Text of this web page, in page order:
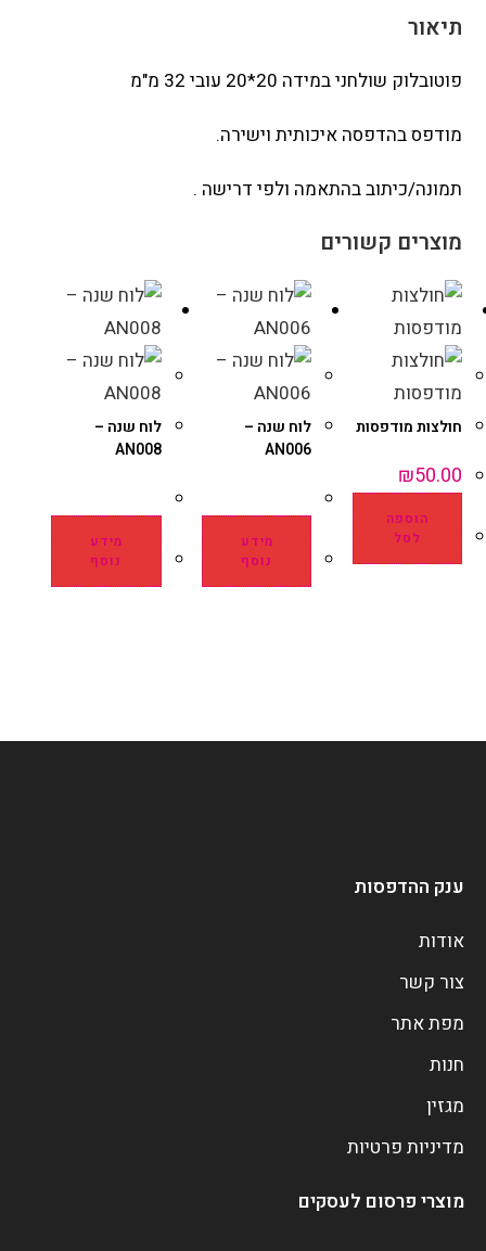
תיאור
פוטובלוק שולחני במידה 20*20 עובי 32 מ"מ
מודפס בהדפסה איכותית וישירה.
תמונה/כיתוב בהתאמה ולפי דרישה .
מוצרים קשורים
חולצות מודפסות
₪50.00
הוספה
לסל
לוח שנה –
AN006
מידע
נוסף
לוח שנה –
AN008
מידע
נוסף
ענק ההדפסות
אודות
צור קשר
מפת אתר
חנות
מגזין
מדיניות פרטיות
מוצרי פרסום לעסקים